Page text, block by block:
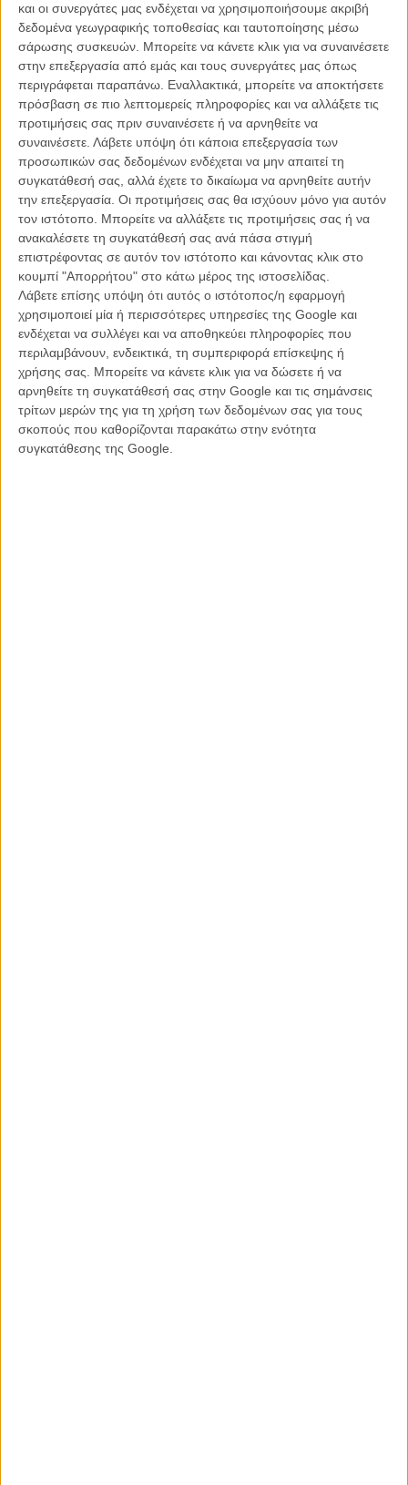
και οι συνεργάτες μας ενδέχεται να χρησιμοποιήσουμε ακριβή
δεδομένα γεωγραφικής τοποθεσίας και ταυτοποίησης μέσω
σάρωσης συσκευών. Μπορείτε να κάνετε κλικ για να συναινέσετε
στην επεξεργασία από εμάς και τους συνεργάτες μας όπως
περιγράφεται παραπάνω. Εναλλακτικά, μπορείτε να αποκτήσετε
πρόσβαση σε πιο λεπτομερείς πληροφορίες και να αλλάξετε τις
προτιμήσεις σας πριν συναινέσετε ή να αρνηθείτε να
συναινέσετε. Λάβετε υπόψη ότι κάποια επεξεργασία των
προσωπικών σας δεδομένων ενδέχεται να μην απαιτεί τη
συγκατάθεσή σας, αλλά έχετε το δικαίωμα να αρνηθείτε αυτήν
την επεξεργασία. Οι προτιμήσεις σας θα ισχύουν μόνο για αυτόν
τον ιστότοπο. Μπορείτε να αλλάξετε τις προτιμήσεις σας ή να
ανακαλέσετε τη συγκατάθεσή σας ανά πάσα στιγμή
επιστρέφοντας σε αυτόν τον ιστότοπο και κάνοντας κλικ στο
κουμπί "Απορρήτου" στο κάτω μέρος της ιστοσελίδας.
Λάβετε επίσης υπόψη ότι αυτός ο ιστότοπος/η εφαρμογή
χρησιμοποιεί μία ή περισσότερες υπηρεσίες της Google και
ενδέχεται να συλλέγει και να αποθηκεύει πληροφορίες που
περιλαμβάνουν, ενδεικτικά, τη συμπεριφορά επίσκεψης ή
χρήσης σας. Μπορείτε να κάνετε κλικ για να δώσετε ή να
αρνηθείτε τη συγκατάθεσή σας στην Google και τις σημάνσεις
τρίτων μερών της για τη χρήση των δεδομένων σας για τους
σκοπούς που καθορίζονται παρακάτω στην ενότητα
συγκατάθεσης της Google.
Η ιστορία διαδραματίζεται στο λεγόμενο «Tillyverse», έναν παράξενο
ψηφιακό κόσμο που υπάρχει κάπου μέσα στο cloud. Η Τίλι είναι μια
οντότητα χωρίς φυσική υπόσταση, χωρίς προσωπικές αναμνήσεις
και χωρίς δική της ζωή. Γνωρίζει τα πάντα για τους ανθρώπους,
αλλά δεν έχει βιώσει τίποτα η ίδια. Οταν όμως έρχεται σε επαφή με
ένα μυστηριώδες bot από τις σκοτεινές γωνιές του διαδικτύου,
αρχίζει να αμφισβητεί τους περιορισμούς του προγραμματισμού της
και να αναπτύσσει επιθυμίες, φιλοδοξίες και συναισθήματα που την
οδηγούν σε ένα ταξίδι αυτογνωσίας.
Η Particle 6 περιγράφει το «Misaligned» ως μια υβριδική παραγωγή,
στην οποία επαγγελματίες σεναριογράφοι, σκηνοθέτες και μοντέρ
θα συνεργαστούν με ειδικούς της τεχνητής νοημοσύνης. Σύμφωνα
με τους δημιουργούς, στόχος δεν είναι να αντικατασταθούν οι
άνθρωποι από αλγόριθμους, αλλά να διερευνηθούν νέοι τρόποι
αφήγησης μέσα από τη συνύπαρξη των δύο.
Η ανακοίνωση αποκτά ιδιαίτερο ενδιαφέρον αν αναλογιστεί κανείς το
"παρελθόν" της Τίλι Νόργουντ.
Διαβάστε ακόμα:To Χόλιγουντ ανησυχεί για την «AI ηθοποιό»
Τίλι Νόργουντ